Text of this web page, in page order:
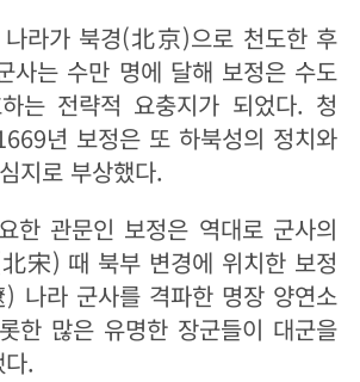
라가 북경(北京)으로 천도한 후
사는 수만 명에 달해 보정은 수도
는 전략적 요충지가 되었다. 청
년 보정은 또 하북성의 정치와
지로 부상했다.
한 관문인 보정은 역대로 군사의
宋) 때 북부 변경에 위치한 보정
나라 군사를 격파한 명장 양연소
한 많은 유명한 장군들이 대군을
.